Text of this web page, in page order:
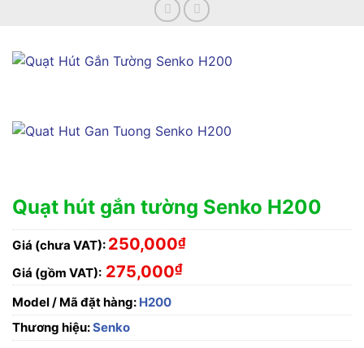
Quạt hút gắn tường Senko H200
Giá (chưa VAT): 250,000₫
Giá (gồm VAT): 275,000₫
Model / Mã đặt hàng: H200
Thương hiệu:Senko